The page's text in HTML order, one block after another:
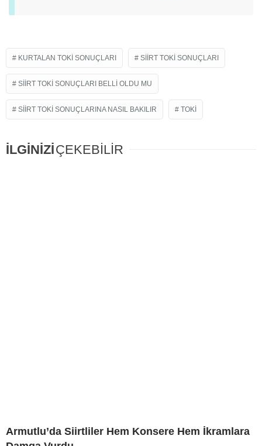
KURTALAN TOKİ SONUÇLARI SIIRT TOKİ SONUÇLARI
SIIRT TOKİ SONUÇLARI BELLI OLDU MU
SIIRT TOKİ SONUÇLARINA NASIL BAKILIR TOKI
İLGİNİZİÇEKEBİLİR
Armutlu’da Siirtliler Hem Konsere Hem İkramlara